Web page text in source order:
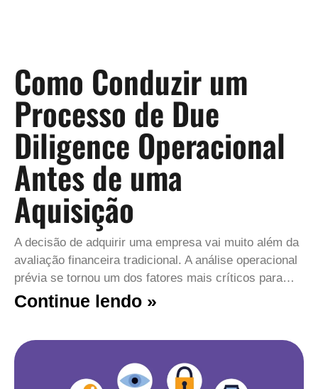
Como Conduzir um
Processo de Due
Diligence Operacional
Antes de uma
Aquisição
A decisão de adquirir uma empresa vai muito além da
avaliação financeira tradicional. A análise operacional
prévia se tornou um dos fatores mais críticos para…
Continue lendo »